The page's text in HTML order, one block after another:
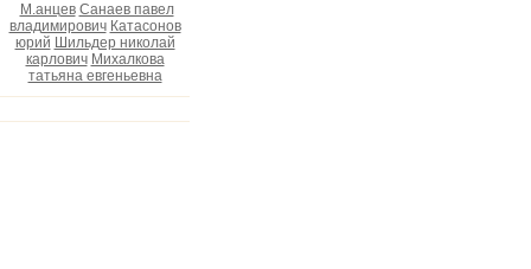
М.анцев Санаев павел
владимирович Катасонов
юрий Шильдер николай
карлович Михалкова
татьяна евгеньевна